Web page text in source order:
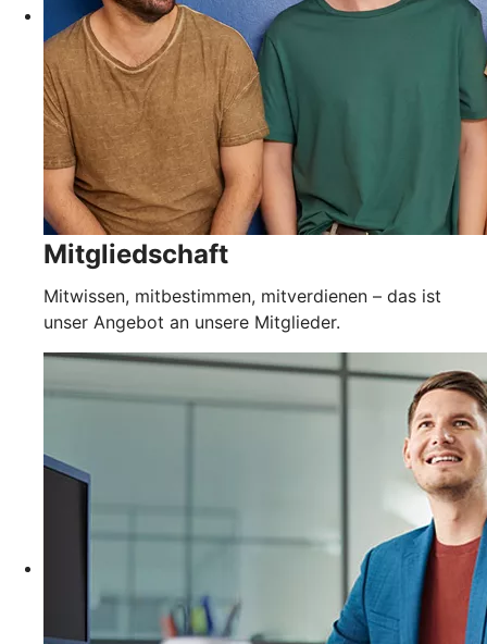
Mitgliedschaft
Mitwissen, mitbestimmen, mitverdienen – das ist
unser Angebot an unsere Mitglieder.